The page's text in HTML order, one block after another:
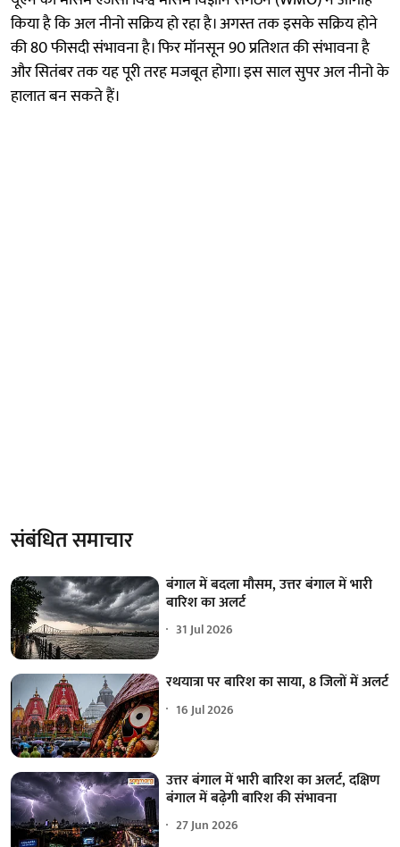
किया है कि अल नीनो सक्रिय हो रहा है। अगस्त तक इसके सक्रिय होने
की 80 फीसदी संभावना है। फिर मॉनसून 90 प्रतिशत की संभावना है
और सितंबर तक यह पूरी तरह मजबूत होगा। इस साल सुपर अल नीनो के
हालात बन सकते हैं।
संबंधित समाचार
बंगाल में बदला मौसम, उत्तर बंगाल में भारी
बारिश का अलर्ट
31 Jul 2026
रथयात्रा पर बारिश का साया, 8 जिलों में अलर्ट
16 Jul 2026
उत्तर बंगाल में भारी बारिश का अलर्ट, दक्षिण
बंगाल में बढ़ेगी बारिश की संभावना
27 Jun 2026